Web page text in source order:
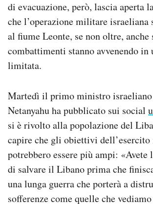
di evacuazione, però, lascia aperta
che l’operazione militare israeliana
al fiume Leonte, se non oltre, anche
combattimenti stanno avvenendo in
limitata.
Martedì il primo ministro
Netanyahu ha pubblicato sui social
si è rivolto alla popolazione del
capire che gli obiettivi dell’esercito
potrebbero essere più ampi: «Avete
di salvare il Libano prima che
una lunga guerra che porterà a
sofferenze come quelle che vediamo